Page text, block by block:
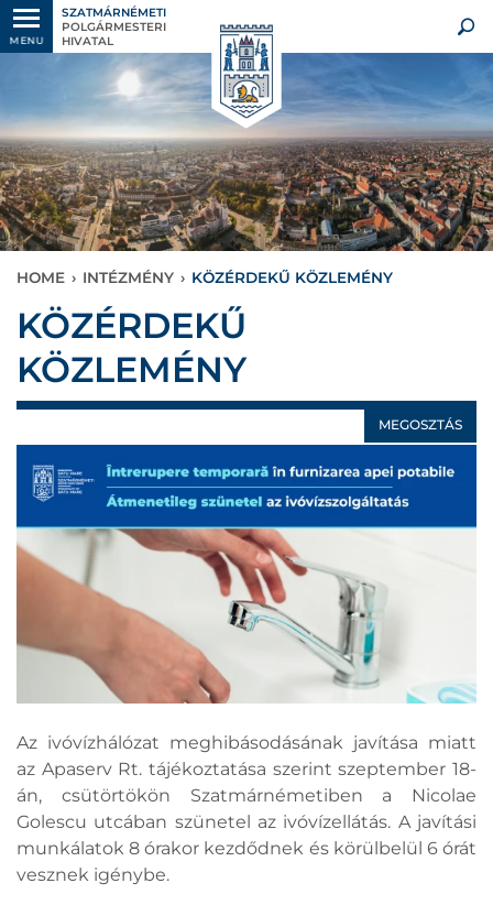
MENU
SZATMÁRNÉMETI
POLGÁRMESTERI
HIVATAL
HOME › INTÉZMÉNY › KÖZÉRDEKŰ KÖZLEMÉNY
KÖZÉRDEKŰ
KÖZLEMÉNY
MEGOSZTÁS
Az ivóvízhálózat meghibásodásának javítása miatt
az Apaserv Rt. tájékoztatása szerint szeptember 18-
án, csütörtökön Szatmárnémetiben a Nicolae
Golescu utcában szünetel az ivóvízellátás. A javítási
munkálatok 8 órakor kezdődnek és körülbelül 6 órát
vesznek igénybe.